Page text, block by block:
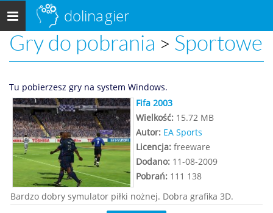
Menu
główne
dolinagier
Gry do pobrania > Sportowe
Tu pobierzesz gry na system Windows.
Fifa 2003
Wielkość: 15.72 MB
Autor: EA Sports
Licencja: freeware
Dodano: 11-08-2009
Pobrań: 111 138
Bardzo dobry symulator piłki nożnej. Dobra grafika 3D.